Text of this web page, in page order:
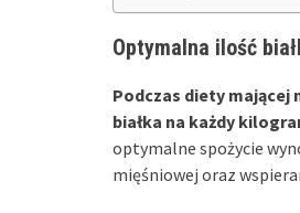
Optymalna ilość
Podczas diety mającej
białka na każdy
optymalne spożycie
mięśniowej oraz